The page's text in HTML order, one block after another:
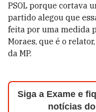
PSOL porque cortava
partido alegou que
feita por uma medida
Moraes, que é o
da MP.
Siga a Exame e
notícias